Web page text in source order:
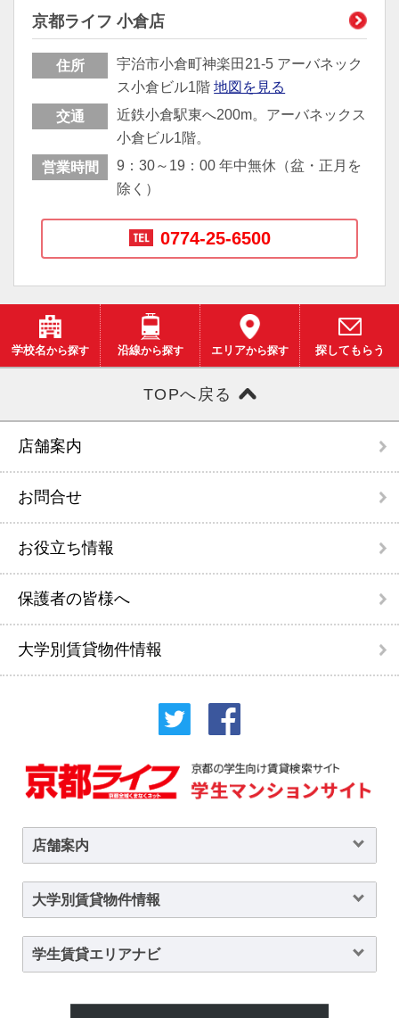
京都ライフ 小倉店
住所
宇治市小倉町神楽田21-5 アーバネック
ス小倉ビル1階地図を見る
交通
近鉄小倉駅東へ200m。アーバネックス
小倉ビル1階。
営業時間
9：30～19：00 年中無休（盆・正月を
除く）
0774-25-6500
学校名から探す 沿線から探す エリアから探す 探してもらう
TOPへ戻る
店舗案内
お問合せ
お役立ち情報
保護者の皆様へ
大学別賃貸物件情報
店舗案内
大学別賃貸物件情報
学生賃貸エリアナビ